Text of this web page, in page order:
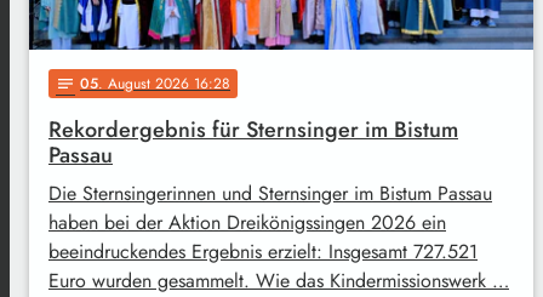
notes 05. August 2026 16:28
Rekordergebnis für Sternsinger im Bistum
Passau
Die Sternsingerinnen und Sternsinger im Bistum Passau
haben bei der Aktion Dreikönigssingen 2026 ein
beeindruckendes Ergebnis erzielt: Insgesamt 727.521
Euro wurden gesammelt. Wie das Kindermissionswerk …